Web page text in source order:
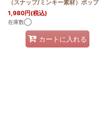
（スナップ/ミンキー素材）ポップ
1,980円(税込)
在庫数◯
カートに入れる